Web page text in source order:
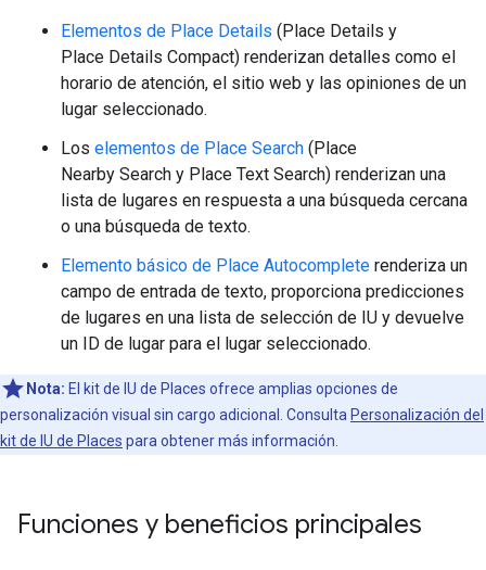
Elementos de Place Details (Place Details y
Place Details Compact) renderizan detalles como el
horario de atención, el sitio web y las opiniones de un
lugar seleccionado.
Los elementos de Place Search (Place
Nearby Search y Place Text Search) renderizan una
lista de lugares en respuesta a una búsqueda cercana
o una búsqueda de texto.
Elemento básico de Place Autocomplete renderiza un
campo de entrada de texto, proporciona predicciones
de lugares en una lista de selección de IU y devuelve
un ID de lugar para el lugar seleccionado.
Nota: El kit de IU de Places ofrece amplias opciones de
personalización visual sin cargo adicional. Consulta Personalización del
kit de IU de Places para obtener más información.
Funciones y beneficios principales